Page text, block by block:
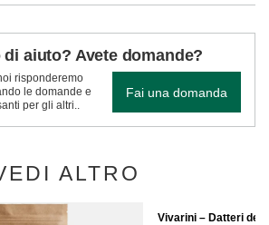
aiuto? Avete domande?
risponderemo
le domande e
per gli altri..
Fai una domanda
ALTRO
Vivarini – Datteri